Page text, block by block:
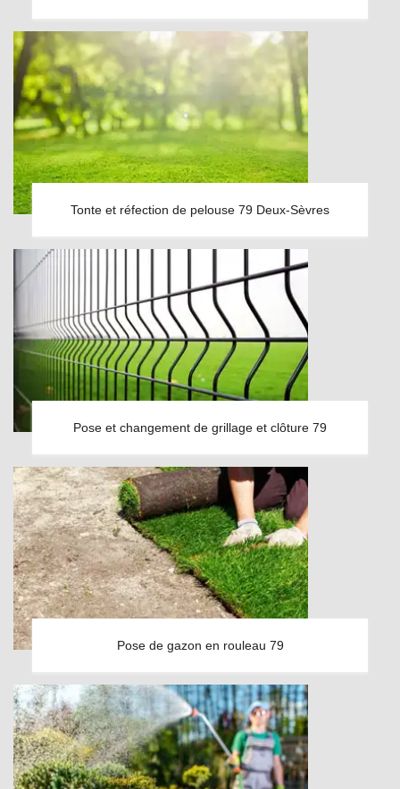
Tonte et réfection de pelouse 79 Deux-Sèvres
Pose et changement de grillage et clôture 79
Pose de gazon en rouleau 79